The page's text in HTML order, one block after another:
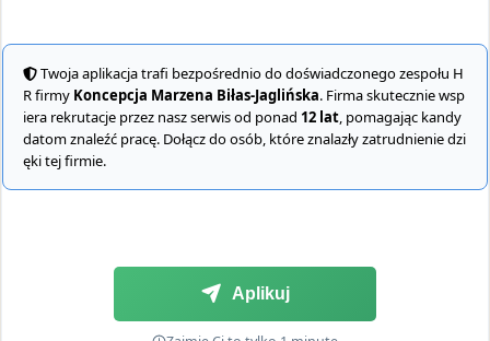
Twoja aplikacja trafi bezpośrednio do doświadczonego zespołu H
R firmy Koncepcja Marzena Biłas-Jaglińska. Firma skutecznie wsp
iera rekrutacje przez nasz serwis od ponad 12 lat, pomagając kandy
datom znaleźć pracę. Dołącz do osób, które znalazły zatrudnienie dzi
ęki tej firmie.
Aplikuj